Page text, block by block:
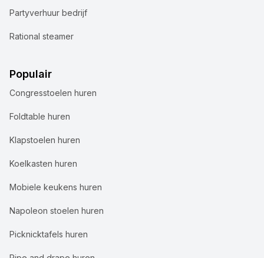
Partyverhuur bedrijf
Rational steamer
Populair
Congresstoelen huren
Foldtable huren
Klapstoelen huren
Koelkasten huren
Mobiele keukens huren
Napoleon stoelen huren
Picknicktafels huren